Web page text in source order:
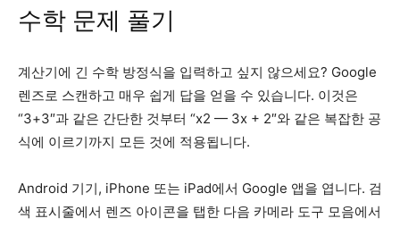
수학 문제 풀기
계산기에 긴 수학 방정식을 입력하고 싶지 않으세요? Google
렌즈로 스캔하고 매우 쉽게 답을 얻을 수 있습니다. 이것은
“3+3″과 같은 간단한 것부터 “x2 — 3x + 2″와 같은 복잡한 공
식에 이르기까지 모든 것에 적용됩니다.
Android 기기, iPhone 또는 iPad에서 Google 앱을 엽니다. 검
색 표시줄에서 렌즈 아이콘을 탭한 다음 카메라 도구 모음에서